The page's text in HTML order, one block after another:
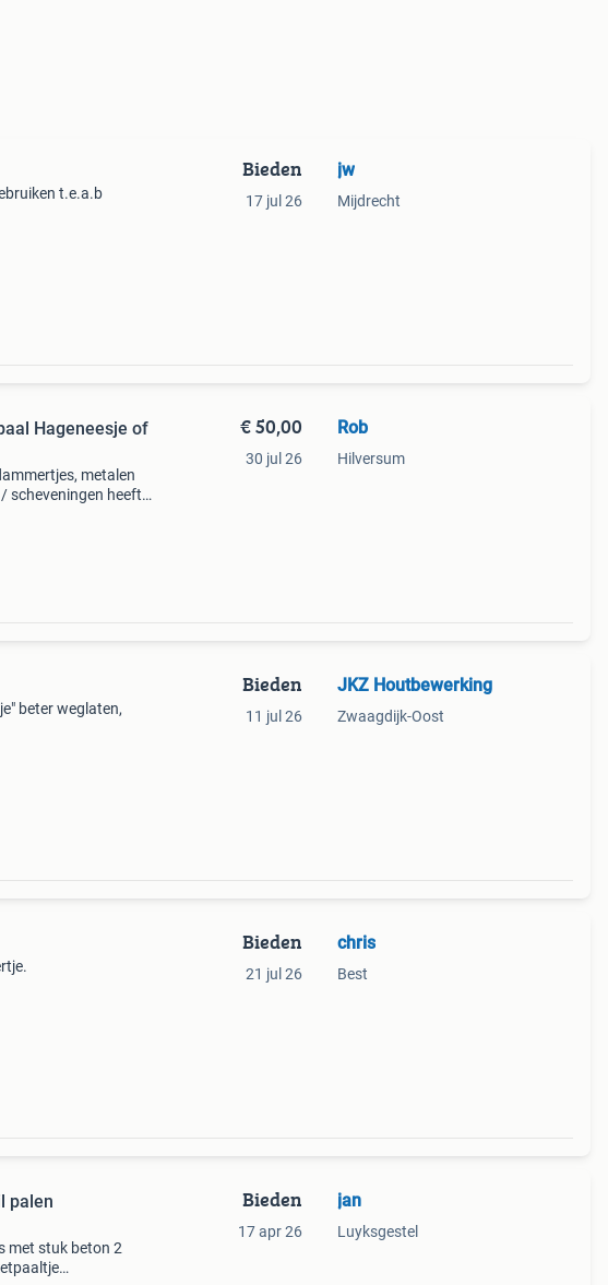
t.e.a.b
Bieden
17 jul 26
jw
Mijdrecht
Hageneesje of
metalen
scheveningen heeft
€ 50,00
30 jul 26
Rob
Hilversum
beter weglaten,
Bieden
11 jul 26
JKZ Houtbewerking
Zwaagdijk-Oost
Bieden
21 jul 26
chris
Best
palen
met stuk beton 2
Bieden
17 apr 26
jan
Luyksgestel